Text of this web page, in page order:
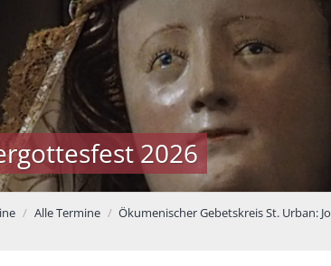
2026
Alle Termine
Ökumenischer Gebetskreis St. Urban: